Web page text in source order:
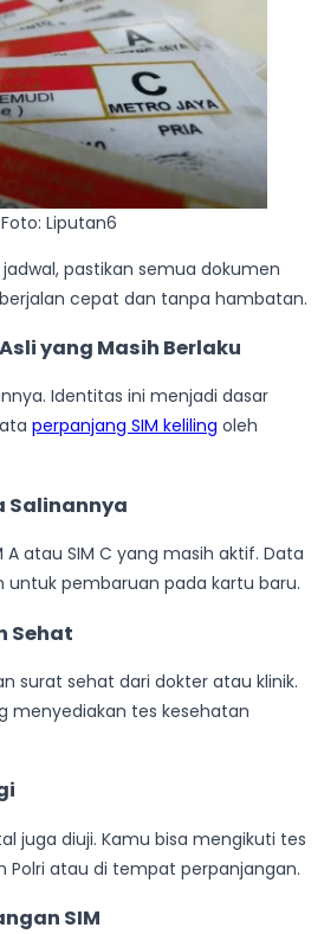
Foto: Liputan6
pastikan semua dokumen
cepat dan tanpa hambatan.
yang Masih Berlaku
Identitas ini menjadi dasar
perpanjang SIM keliling oleh
Salinannya
A atau SIM C yang masih aktif. Data
untuk pembaruan pada kartu baru.
Sehat
surat sehat dari dokter atau klinik.
menyediakan tes kesehatan
juga diuji. Kamu bisa mengikuti tes
Polri atau di tempat perpanjangan.
SIM